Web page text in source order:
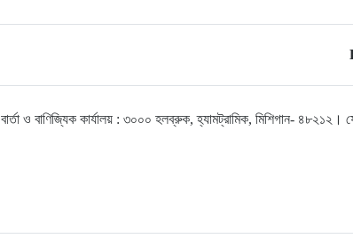
বার্তা ও বাণিজ্যিক কার্যালয় : ৩০০০ হলব্রুক, হ্যামট্রামিক, মিশিগান-